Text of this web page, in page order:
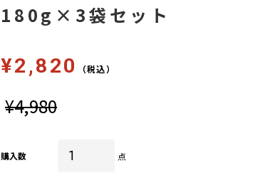
180g×3袋セット
¥2,820 （税込）
通
常
¥4,980
購入数 点